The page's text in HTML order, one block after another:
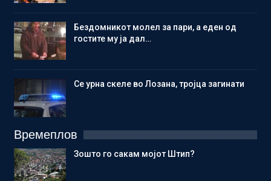
Бездомникот молел за пари, а еден од
гостите му ја дал…
Се урна скеле во Лозана, тројца загинати
Времеплов
Зошто го сакам мојот Штип?